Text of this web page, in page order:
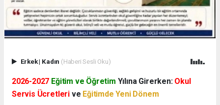
Erkek| Kadın (Haberi Sesli Oku)
2026-2027 Eğitim ve Öğretim Yılına Girerken: Okul
Servis Ücretleri ve Eğitimde Yeni Dönem